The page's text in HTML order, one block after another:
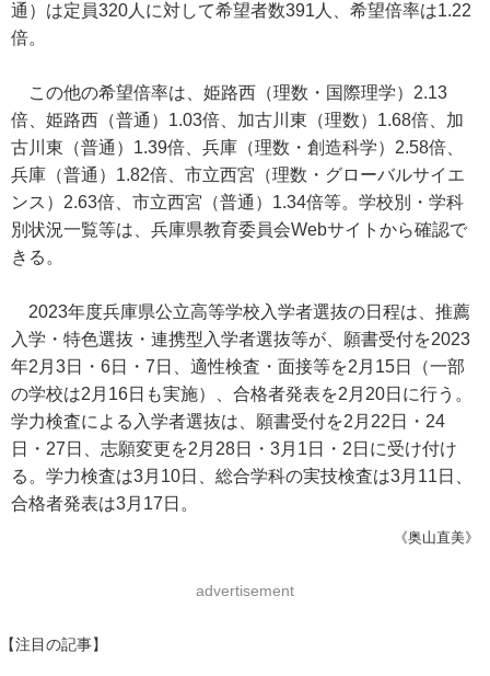
通）は定員320人に対して希望者数391人、希望倍率は1.22
倍。
この他の希望倍率は、姫路西（理数・国際理学）2.13
倍、姫路西（普通）1.03倍、加古川東（理数）1.68倍、加
古川東（普通）1.39倍、兵庫（理数・創造科学）2.58倍、
兵庫（普通）1.82倍、市立西宮（理数・グローバルサイエ
ンス）2.63倍、市立西宮（普通）1.34倍等。学校別・学科
別状況一覧等は、兵庫県教育委員会Webサイトから確認で
きる。
2023年度兵庫県公立高等学校入学者選抜の日程は、推薦
入学・特色選抜・連携型入学者選抜等が、願書受付を2023
年2月3日・6日・7日、適性検査・面接等を2月15日（一部
の学校は2月16日も実施）、合格者発表を2月20日に行う。
学力検査による入学者選抜は、願書受付を2月22日・24
日・27日、志願変更を2月28日・3月1日・2日に受け付け
る。学力検査は3月10日、総合学科の実技検査は3月11日、
合格者発表は3月17日。
《奥山直美》
advertisement
【注目の記事】